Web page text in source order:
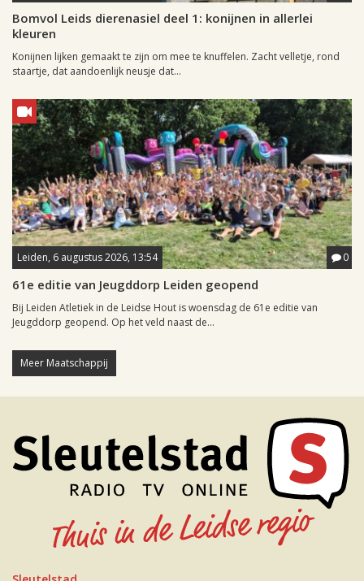
Bomvol Leids dierenasiel deel 1: konijnen in allerlei
kleuren
Konijnen lijken gemaakt te zijn om mee te knuffelen. Zacht velletje, rond
staartje, dat aandoenlijk neusje dat...
Leiden, 6 augustus 2026, 13:54 0
61e editie van Jeugddorp Leiden geopend
Bij Leiden Atletiek in de Leidse Hout is woensdag de 61e editie van
Jeugddorp geopend. Op het veld naast de...
Meer Maatschappij